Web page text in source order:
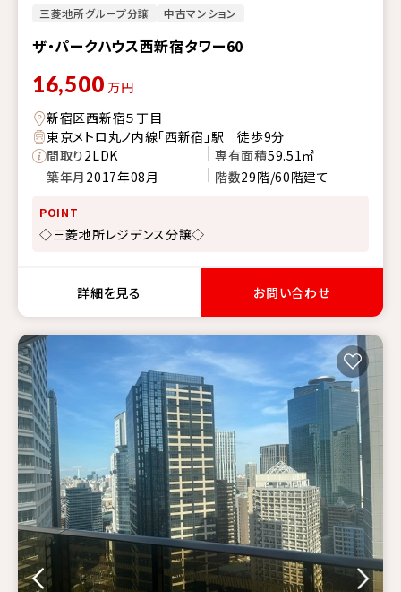
三菱地所グループ分譲 中古マンション
ザ・パークハウス西新宿タワー60
16,500 万円
新宿区西新宿５丁目
東京メトロ丸ノ内線「西新宿」駅 徒歩9分
間取り2LDK 専有面積59.51㎡
築年月 2017年08月 階数29階/60階建て
POINT
◇三菱地所レジデンス分譲◇
詳細を見る お問い合わせ